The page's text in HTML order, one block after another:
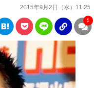
2015年9月2日（水）11:25
5